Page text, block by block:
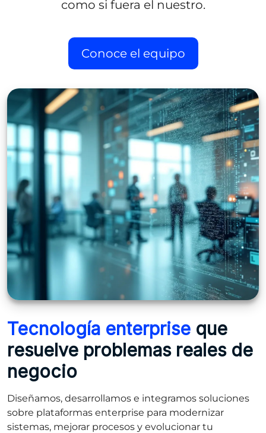
como si fuera el nuestro.
Conoce el equipo
Tecnología enterprise que
resuelve problemas reales de
negocio
Diseñamos, desarrollamos e integramos soluciones
sobre plataformas enterprise para modernizar
sistemas, mejorar procesos y evolucionar tu